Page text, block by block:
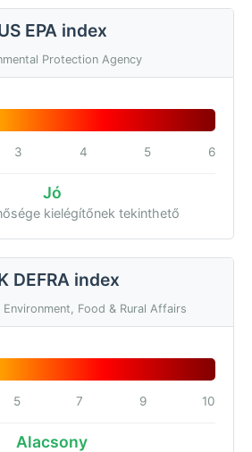
EPA index
Protection Agency
3 4 5 6
Jó
kielégítőnek tekinthető
DEFRA index
Food & Rural Affairs
5 7 9 10
Alacsony